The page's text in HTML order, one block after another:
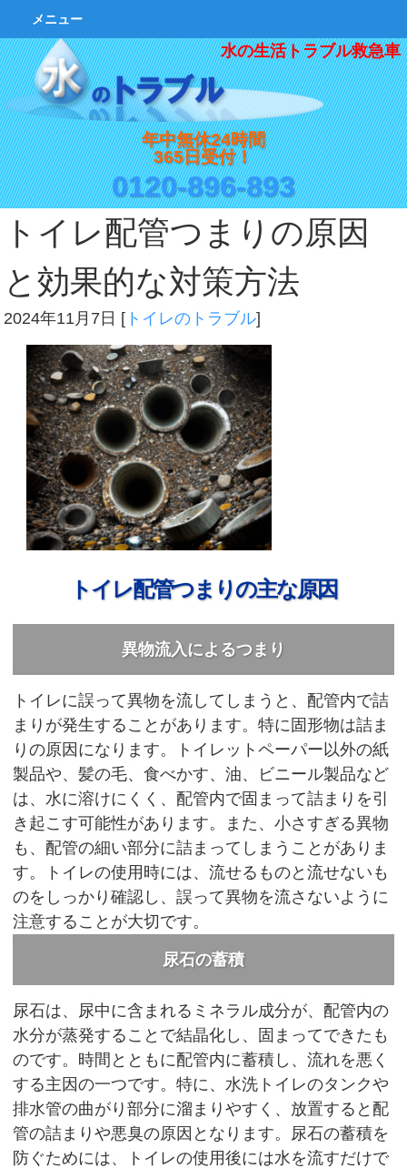
水の生活トラブル救急車
年中無休24時間
365日受付！
0120-896-893
メニュー
トイレ配管つまりの原因
と効果的な対策方法
2024年11月7日 [ トイレのトラブル]
トイレ配管つまりの主な原因
異物流入によるつまり
トイレに誤って異物を流してしまうと、配管内で詰
まりが発生することがあります。特に固形物は詰ま
りの原因になります。トイレットペーパー以外の紙
製品や、髪の毛、食べかす、油、ビニール製品など
は、水に溶けにくく、配管内で固まって詰まりを引
き起こす可能性があります。また、小さすぎる異物
も、配管の細い部分に詰まってしまうことがありま
す。トイレの使用時には、流せるものと流せないも
のをしっかり確認し、誤って異物を流さないように
注意することが大切です。
尿石の蓄積
尿石は、尿中に含まれるミネラル成分が、配管内の
水分が蒸発することで結晶化し、固まってできたも
のです。時間とともに配管内に蓄積し、流れを悪く
する主因の一つです。特に、水洗トイレのタンクや
排水管の曲がり部分に溜まりやすく、放置すると配
管の詰まりや悪臭の原因となります。尿石の蓄積を
防ぐためには、トイレの使用後には水を流すだけで